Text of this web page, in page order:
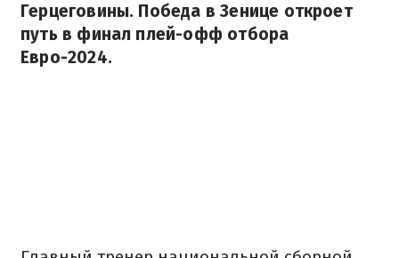
Герцеговины. Победа в Зенице откроет
путь в финал плей-офф отбора
Евро-2024.